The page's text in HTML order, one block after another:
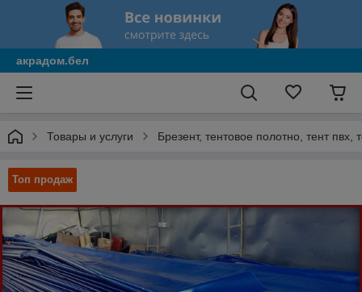
акрадом.бел
Товары и услуги Брезент, тентовое полотно, тент
Топ продаж